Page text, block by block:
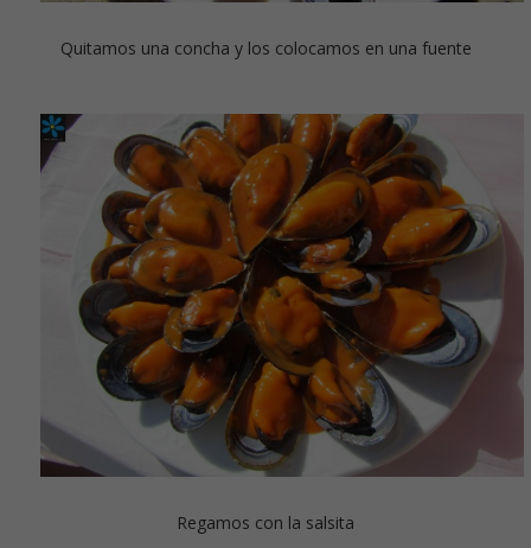
Quitamos una concha y los colocamos en una fuente
Regamos con la salsita